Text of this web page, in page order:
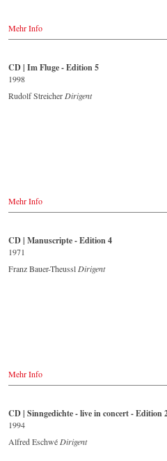
Mehr Info
CD | Im Fluge - Edition 5
1998
Rudolf Streicher Dirigent
Mehr Info
CD | Manuscripte - Edition 4
1971
Franz Bauer-Theussl Dirigent
Mehr Info
CD | Sinngedichte - live in concert - Edition
1994
Alfred Eschwé Dirigent